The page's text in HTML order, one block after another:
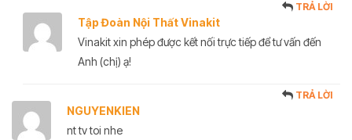
Tập Đoàn Nội Thất Vinakit
TRẢ LỜI
Vinakit xin phép được kết nối trực tiếp để tư vấn đến
Anh (chị) ạ!
NGUYENKIEN
TRẢ LỜI
nt tv toi nhe